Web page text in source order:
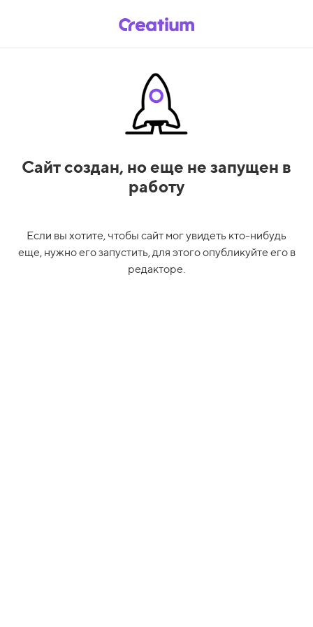
Сайт создан, но еще не запущен в
работу
Если вы хотите, чтобы сайт мог увидеть кто-нибудь
еще, нужно его запустить, для этого опубликуйте его в
редакторе.